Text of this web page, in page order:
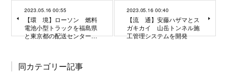
2023.05.16 00:55
【環 境】ローソン 燃料
電池小型トラックを福島県
と東京都の配送センター…
2023.05.16 00:40
【流 通】安藤ハザマとス
ガキカイ 山岳トンネル施
工管理システムを開発
同カテゴリー記事